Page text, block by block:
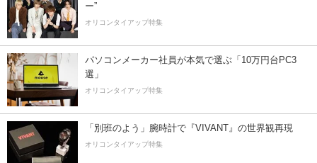
ー”
オリコンタイアップ特集
パソコンメーカー社員が本気で選ぶ「10万円台PC3
選」
オリコンタイアップ特集
「別班のよう」腕時計で『VIVANT』の世界観再現
オリコンタイアップ特集